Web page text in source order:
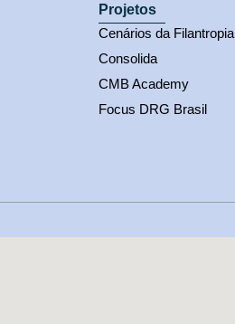
Projetos
Cenários da Filantropia
Consolida
CMB Academy
Focus DRG Brasil